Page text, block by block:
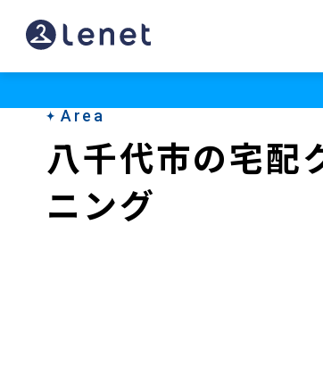
八
千
Area
八千代市の宅配
ニング